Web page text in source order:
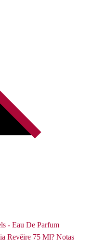
- Eau De Parfum
Revêire 75 Ml? Notas